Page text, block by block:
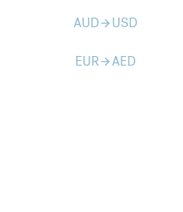
AUDarrow_forward USD
EURarrow_forwardAED